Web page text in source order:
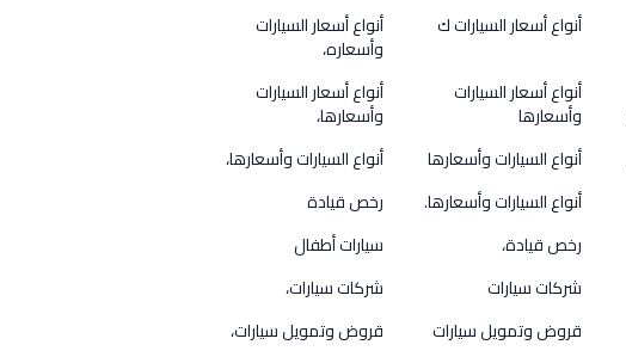
أنواع أسعار السيارات ك
أنواع أسعار السيارات
وأسعاره،
أنواع أسعار السيارات
وأسعارها
أنواع أسعار السيارات
وأسعارها،
أنواع السيارات وأسعارها
أنواع السيارات وأسعارها،
أنواع السيارات وأسعارها.
رخص قيادة
رخص قيادة،
سيارات أطفال
شركات سيارات
شركات سيارات،
قروض وتمويل سيارات
قروض وتمويل سيارات،